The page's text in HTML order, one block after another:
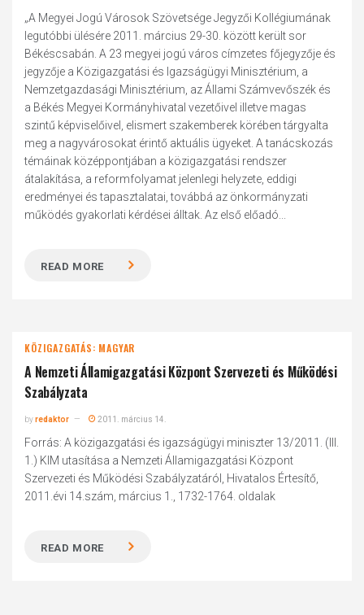
„A Megyei Jogú Városok Szövetsége Jegyzői Kollégiumának
legutóbbi ülésére 2011. március 29-30. között került sor
Békéscsabán. A 23 megyei jogú város címzetes főjegyzője és
jegyzője a Közigazgatási és Igazságügyi Minisztérium, a
Nemzetgazdasági Minisztérium, az Állami Számvevőszék és
a Békés Megyei Kormányhivatal vezetőivel illetve magas
szintű képviselőivel, elismert szakemberek körében tárgyalta
meg a nagyvárosokat érintő aktuális ügyeket. A tanácskozás
témáinak középpontjában a közigazgatási rendszer
átalakítása, a reformfolyamat jelenlegi helyzete, eddigi
eredményei és tapasztalatai, továbbá az önkormányzati
működés gyakorlati kérdései álltak. Az első előadó...
READ MORE
KÖZIGAZGATÁS: MAGYAR
A Nemzeti Államigazgatási Központ Szervezeti és Működési
Szabályzata
byredaktor 2011. március 14.
Forrás: A közigazgatási és igazságügyi miniszter 13/2011. (III.
1.) KIM utasítása a Nemzeti Államigazgatási Központ
Szervezeti és Működési Szabályzatáról, Hivatalos Értesítő,
2011.évi 14.szám, március 1., 1732-1764. oldalak
READ MORE